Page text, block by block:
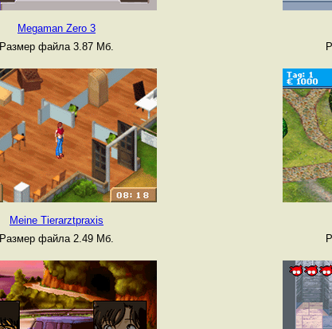
Megaman Zero 3
Размер файла 3.87 Мб.
Meine Tierarztpraxis
Размер файла 2.49 Мб.